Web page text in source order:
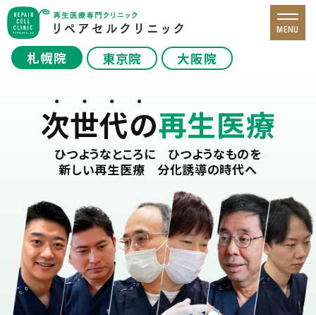
札幌院 東京院 大阪院
MENU
次世代の再生医療
ひつようなところに ひつようなものを
新しい再生医療 分化誘導の時代へ